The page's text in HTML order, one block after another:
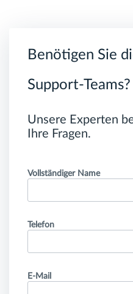
Benötigen Sie
Support-Teams?
Unsere Experten
Ihre Fragen.
Vollständiger Name
Telefon
E-Mail